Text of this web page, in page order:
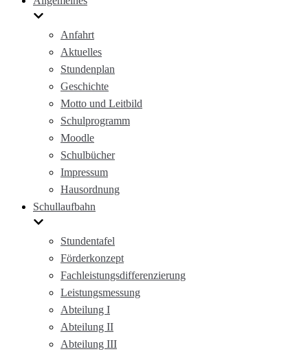
Anfahrt
Aktuelles
Stundenplan
Geschichte
Motto und Leitbild
Schulprogramm
Moodle
Schulbücher
Impressum
Hausordnung
Schullaufbahn
Stundentafel
Förderkonzept
Fachleistungsdifferenzierung
Leistungsmessung
Abteilung I
Abteilung II
Abteilung III